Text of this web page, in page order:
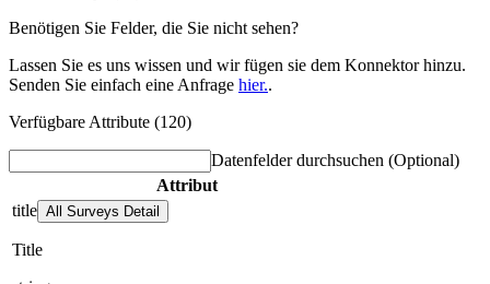
Benötigen Sie Felder, die Sie nicht sehen?
Lassen Sie es uns wissen und wir fügen sie dem Konnektor hinzu.
Senden Sie einfach eine Anfrage hier..
Verfügbare Attribute (120)
Datenfelder durchsuchen (Optional)
Attribut
title All Surveys Detail
Title